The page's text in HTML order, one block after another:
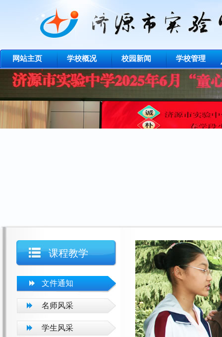
网站主页 学校概况 校园新闻 学校管理
课程教学
文件通知
名师风采
学生风采